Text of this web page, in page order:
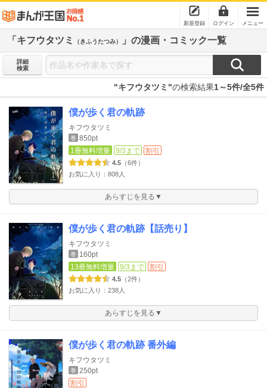
新規登録 ログイン メニュー
「キフウタツミ （きふうたつみ） 」の漫画・コミック一覧
詳細
検索
"キフウタツミ"の検索結果1～5件/全5件
僕が歩く君の軌跡
キフウタツミ
巻 850pt
1冊無料増量
9/3まで 割引
4.5 （6件）
お気に入り：808人
あらすじを見る▼
僕が歩く君の軌跡【話売り】
キフウタツミ
巻
160pt
13冊無料増量
9/3まで 割引
4.5 （2件）
お気に入り：238人
あらすじを見る▼
僕が歩く君の軌跡 番外編
キフウタツミ
巻
250pt
割引